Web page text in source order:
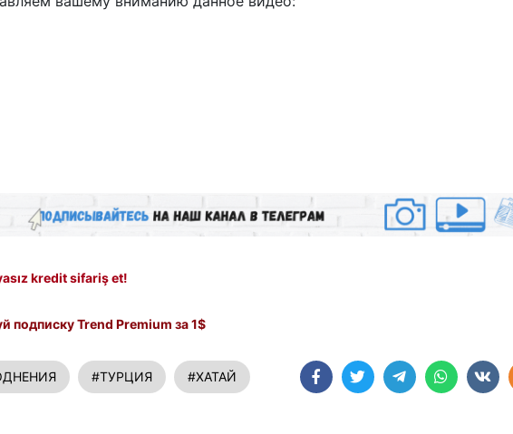
kredit sifariş et!
подписку Trend Premium за 1$
#ТУРЦИЯ #ХАТАЙ